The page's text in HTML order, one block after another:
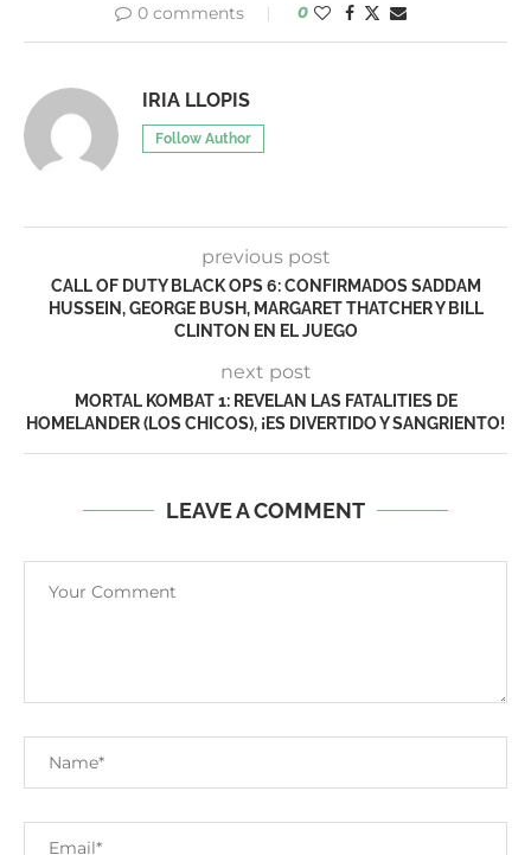
0 comments 0
IRIA LLOPIS
Follow Author
previous post
CALL OF DUTY BLACK OPS 6: CONFIRMADOS SADDAM
HUSSEIN, GEORGE BUSH, MARGARET THATCHER Y BILL
CLINTON EN EL JUEGO
next post
MORTAL KOMBAT 1: REVELAN LAS FATALITIES DE
HOMELANDER (LOS CHICOS), ¡ES DIVERTIDO Y SANGRIENTO!
LEAVE A COMMENT